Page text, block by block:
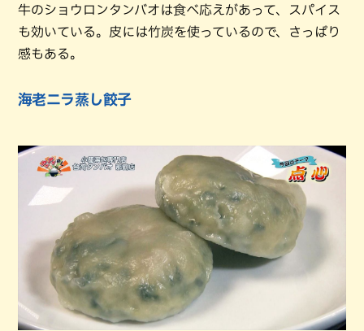
牛のショウロンタンバオは食べ応えがあって、スパイス
も効いている。皮には竹炭を使っているので、さっぱり
感もある。
海老ニラ蒸し餃子